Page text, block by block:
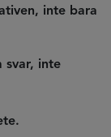
inte bara
svar, inte